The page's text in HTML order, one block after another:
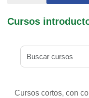
Cursos
Cursos cortos, con